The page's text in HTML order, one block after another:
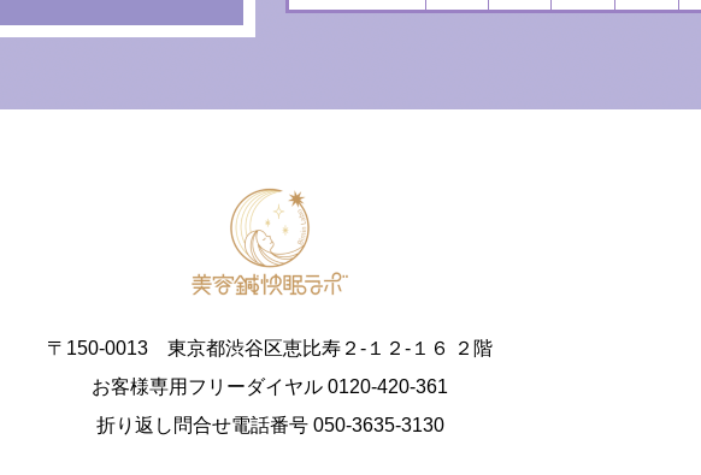
〒150-0013 東京都渋谷区恵比寿２-１２-１６ ２階
お客様専用フリーダイヤル 0120-420-361
折り返し問合せ電話番号 050-3635-3130